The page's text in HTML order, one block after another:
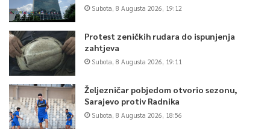
Subota, 8 Augusta 2026, 19:12
Protest zeničkih rudara do ispunjenja
zahtjeva
Subota, 8 Augusta 2026, 19:11
Željezničar pobjedom otvorio sezonu,
Sarajevo protiv Radnika
Subota, 8 Augusta 2026, 18:56